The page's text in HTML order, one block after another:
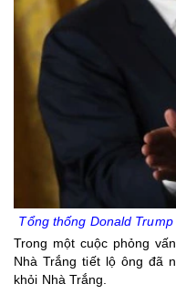
Tổng thống Donald
Trong một cuộc phỏng
Nhà Trắng tiết lộ ông đã
khỏi Nhà Trắng.